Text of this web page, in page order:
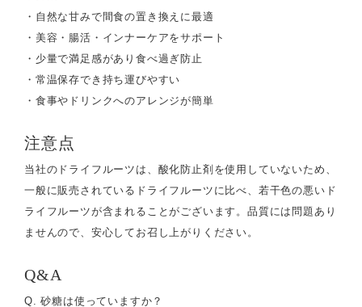
・自然な甘みで間食の置き換えに最適
・美容・腸活・インナーケアをサポート
・少量で満足感があり食べ過ぎ防止
・常温保存でき持ち運びやすい
・食事やドリンクへのアレンジが簡単
注意点
当社のドライフルーツは、酸化防止剤を使用していないため、
一般に販売されているドライフルーツに比べ、若干色の悪いド
ライフルーツが含まれることがございます。品質には問題あり
ませんので、安心してお召し上がりください。
Q&A
Q. 砂糖は使っていますか？